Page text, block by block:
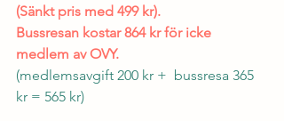
(Sänkt pris med 499 kr).
Bussresan kostar 864 kr för icke
medlem av OVY.
(medlemsavgift 200 kr +  bussresa 365
kr = 565 kr)